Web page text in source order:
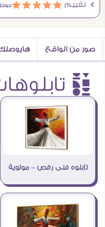
Ö تقييم ááááá
صور من الواقع
è تابلوهات
تابلوه فنى رقص – مولوية